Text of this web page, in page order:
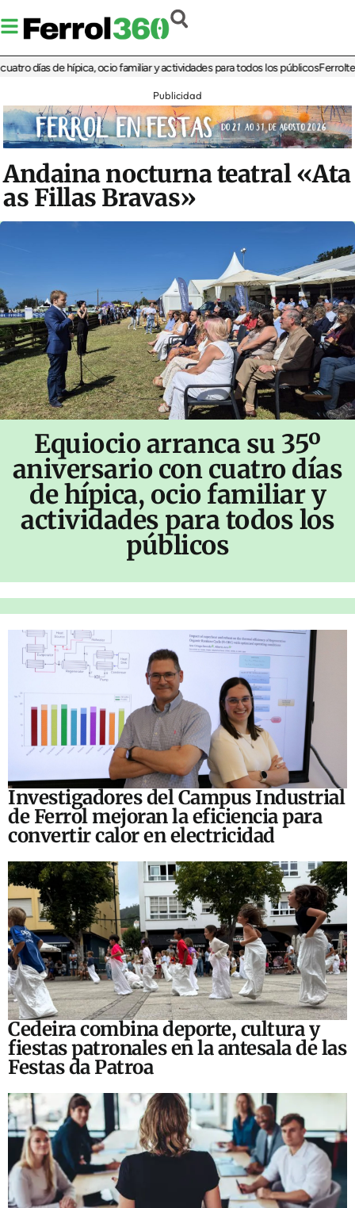
de hípica, ocio familiar y actividades para todos los públicosFerrolterra
Publicidad
Andaina nocturna teatral «Ata
as Fillas Bravas»
Equiocio arranca su 35º
aniversario con cuatro días
de hípica, ocio familiar y
actividades para todos los
públicos
Investigadores del Campus Industrial
de Ferrol mejoran la eficiencia para
convertir calor en electricidad
Cedeira combina deporte, cultura y
fiestas patronales en la antesala de las
Festas da Patroa